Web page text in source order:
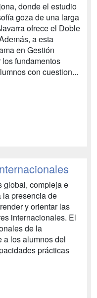
donde el estudio
goza de una larga
ofrece el Doble
a esta
en Gestión
fundamentos
con cuestion...
global, compleja e
la presencia de
y orientar las
internacionales. El
de la
a los alumnos del
prácticas